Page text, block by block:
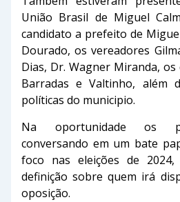
União Brasil de Miguel
candidato a prefeito de
Dourado, os vereadores
Dias, Dr. Wagner Miranda,
Barradas e Valtinho, além
políticas do municipio.
Na oportunidade os
conversando em um bate
foco nas eleições de
definição sobre quem irá
oposição.